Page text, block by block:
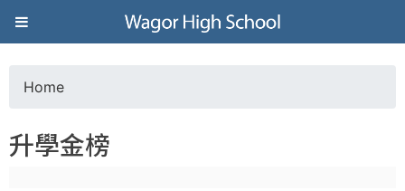
Jump to navigation
葳
格
高
o
Home
升學金榜